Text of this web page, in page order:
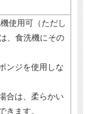
使用可（ただし
、食洗機にその
ンジを使用しな
合は、柔らかい
きます。